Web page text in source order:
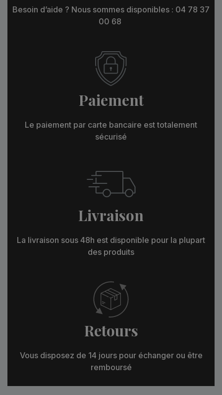
Besoin d’aide ? Nous sommes disponibles : 04 78 37
00 68
Paiement
Le paiement par carte bancaire est totalement
sécurisé
Livraison
La livraison sous 48h est disponible pour la plupart
des produits
Retours
Vous disposez de 14 jours pour échanger ou être
remboursé